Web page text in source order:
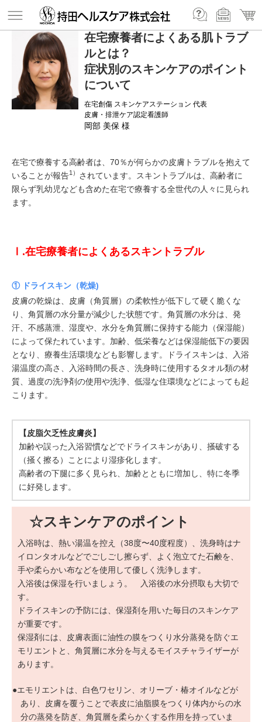
在宅療養者によくある肌トラブ
ルとは？
症状別のスキンケアのポイント
について
在宅創傷 スキンケアステーション 代表
皮膚・排泄ケア認定看護師
岡部 美保 様
在宅で療養する高齢者は、70％が何らかの皮膚トラブルを抱えて
いることが報告1） されています。スキントラブルは、高齢者に
限らず乳幼児なども含めた在宅で療養する全世代の人々に見られ
ます。
Ⅰ.在宅療養者によくあるスキントラブル
① ドライスキン（乾燥)
皮膚の乾燥は、皮膚（角質層）の柔軟性が低下して硬く脆くな
り、角質層の水分量が減少した状態です。角質層の水分は、発
汗、不感蒸泄、湿度や、水分を角質層に保持する能力（保湿能）
によって保たれています。加齢、低栄養などは保湿能低下の要因
となり、療養生活環境なども影響します。ドライスキンは、入浴
湯温度の高さ、入浴時間の長さ、洗身時に使用するタオル類の材
質、過度の洗浄剤の使用や洗浄、低湿な住環境などによっても起
こります。
【皮脂欠乏性皮膚炎】
加齢や誤った入浴習慣などでドライスキンがあり、掻破する
（掻く擦る）ことにより湿疹化します。
高齢者の下腿に多く見られ、加齢とともに増加し、特に冬季
に好発します。
☆スキンケアのポイント
入浴時は、熱い湯温を控え（38度〜40度程度）、洗身時はナ
イロンタオルなどでごしごし擦らず、よく泡立てた石鹸を、
手や柔らかい布などを使用して優しく洗浄します。
入浴後は保湿を行いましょう。 入浴後の水分摂取も大切で
す。
ドライスキンの予防には、保湿剤を用いた毎日のスキンケア
が重要です。
保湿剤には、皮膚表面に油性の膜をつくり水分蒸発を防ぐエ
モリエントと、角質層に水分を与えるモイスチャライザーが
あります。
●エモリエントは、白色ワセリン、オリーブ・椿オイルなどが
あり、皮膚を覆うことで表皮に油脂膜をつくり体内からの水
分の蒸発を防ぎ、角質層を柔らかくする作用を持っていま